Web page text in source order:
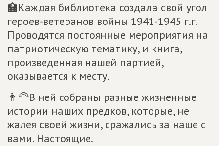
🏫Каждая библиотека создала свой угол
героев-ветеранов войны 1941-1945 г.г.
Проводятся постоянные мероприятия на
патриотическую тематику, и книга,
произведенная нашей партией,
оказывается к месту.
👨🦳В ней собраны разные жизненные
истории наших предков, которые, не
жалея своей жизни, сражались за наше с
вами. Настоящие.